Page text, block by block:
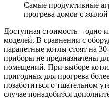
Самые продуктивные
прогрева домов с
Доступная стоимость – одно
моделей. В сравнении с
парапетные котлы стоят на
приборы не предназначены
помещений. При выборе
пригодных для прогрева
позаботиться о тщательном
случае понадобится